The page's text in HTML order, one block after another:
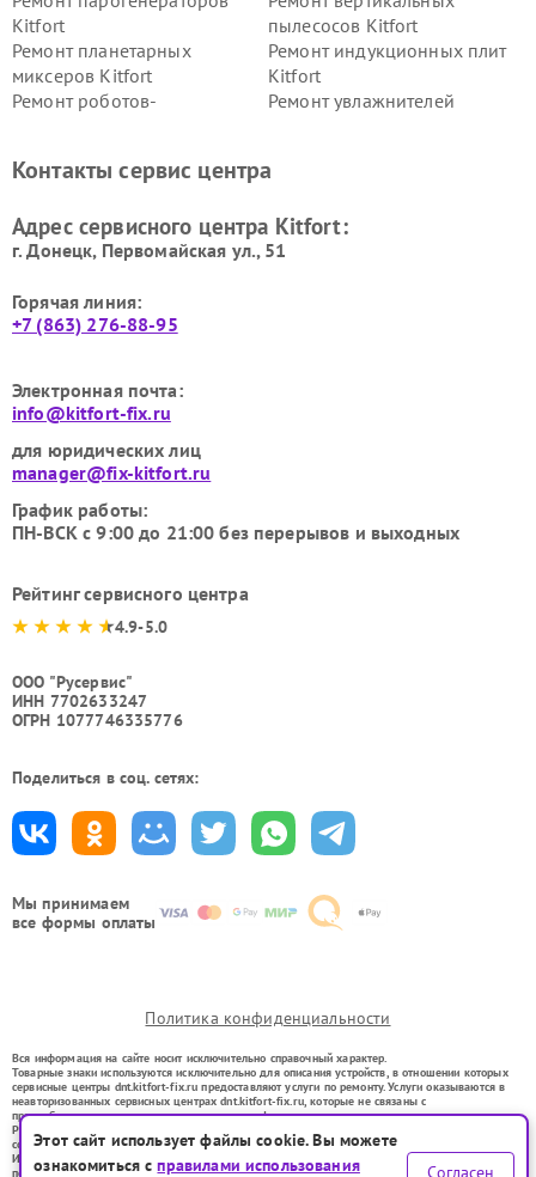
Мы принимаем
все формы оплаты
Kitfort
пылесосов Kitfort
Ремонт планетарных
миксеров Kitfort
Ремонт индукционных плит
Kitfort
Ремонт роботов-
Ремонт увлажнителей
Kitfort
Kitfort
Kitfort
Kitfort
Контакты сервис центра
Адрес сервисного центра Kitfort:
г. Донецк, Первомайская ул., 51
Горячая линия:
+7 (863) 276-88-95
Электронная почта:
info@kitfort-fix.ru
для юридических лиц
manager@fix-kitfort.ru
График работы:
ПН-ВСК с 9:00 до 21:00 без перерывов и выходных
Рейтинг сервисного центра
4.9-5.0
ООО "Русервис"
ИНН 7702633247
ОГРН 1077746335776
Поделиться в соц. сетях:
Политика конфиденциальности
Вся информация на сайте носит исключительно справочный характер.
Товарные знаки используются исключительно для описания устройств, в отношении которых
сервисные центры dnt.kitfort-fix.ru предоставляют услуги по ремонту. Услуги оказываются в
неавторизованных сервисных центрах dnt.kitfort-fix.ru, которые не связаны с
правообладателями товарных знаков или их официальными представителями.
Ремонт осуществляется для устройств, уже введенных в гражданский оборот в соответствии
со статьей 1487 ГК РФ.
Использование товарных знаков не преследует цели индивидуализации услуг или введения
потребителей в заблуждение, а служит для информирования о предоставляемых услугах по
Этот сайт использует файлы cookie. Вы можете
ознакомиться справилами использования Согласен